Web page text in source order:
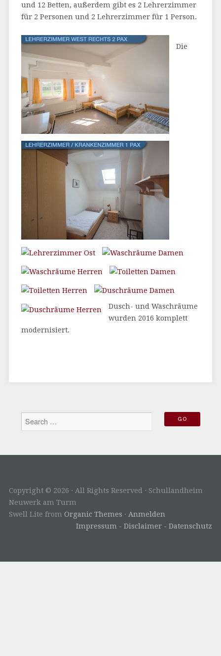
und 12 Betten, außerdem gibt es 2 Lehrerzimmer
für 2 Personen und 2 Lehrerzimmer für 1 Person.
Die
Dusch- und Waschräume
wurden 2016 komplett
modernisiert.
Copyright © 2026 · All Rights Reserved · Schullandheim
Neuwerk am Turm
Swell Lite from Organic Themes · Anmelden
Impressum - Disclaimer - Datenschutz